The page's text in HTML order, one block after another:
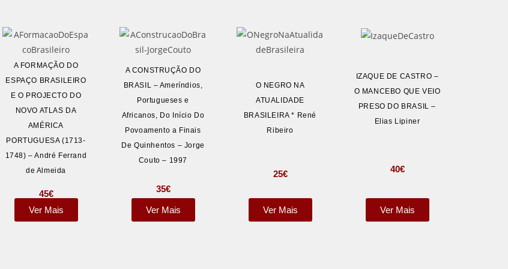
A FORMAÇÃO DO
ESPAÇO BRASILEIRO
E O PROJECTO DO
NOVO ATLAS DA
AMÉRICA
PORTUGUESA (1713-
1748) – André Ferrand
de Almeida
45€
Ver Mais
A CONSTRUÇÃO DO
BRASIL – Ameríndios,
Portugueses e
Africanos, Do Início Do
Povoamento a Finais
De Quinhentos – Jorge
Couto – 1997
35€
Ver Mais
O NEGRO NA
ATUALIDADE
BRASILEIRA * René
Ribeiro
25€
Ver Mais
IZAQUE DE CASTRO –
O MANCEBO QUE VEIO
PRESO DO BRASIL –
Elias Lipiner
40€
Ver Mais